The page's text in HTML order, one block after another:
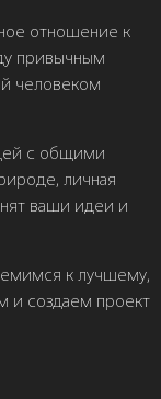
отношение к
привычным
человеком
с общими
личная
ваши идеи и
к лучшему,
и создаем проект